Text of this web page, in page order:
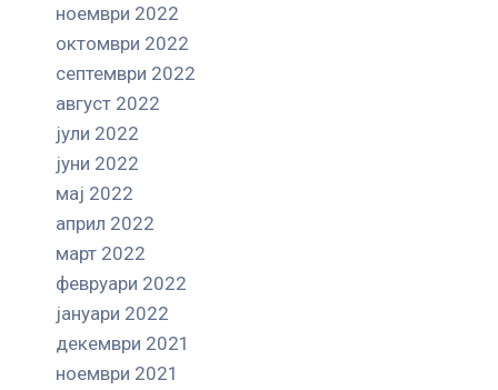
ноември 2022
октомври 2022
септември 2022
август 2022
јули 2022
јуни 2022
мај 2022
април 2022
март 2022
февруари 2022
јануари 2022
декември 2021
ноември 2021